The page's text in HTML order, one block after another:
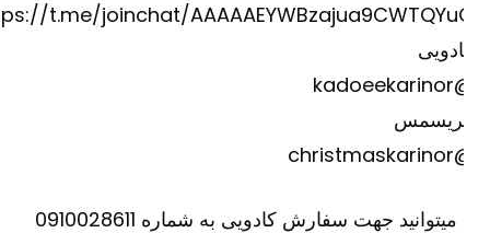
https://t.me/joinchat/
یا میتوانید جهت سفارش کادویی به شماره 0910028611